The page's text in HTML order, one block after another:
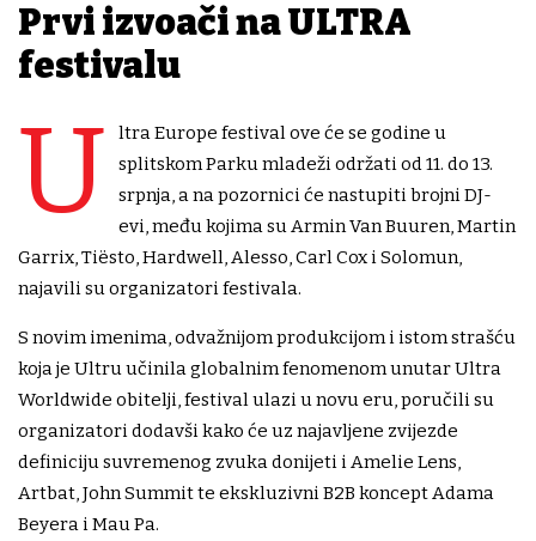
Prvi izvođači na ULTRA
festivalu
U
ltra Europe festival ove će se godine u
splitskom Parku mladeži održati od 11. do 13.
srpnja, a na pozornici će nastupiti brojni DJ-
evi, među kojima su Armin Van Buuren, Martin
Garrix, Tiësto, Hardwell, Alesso, Carl Cox i Solomun,
najavili su organizatori festivala.
S novim imenima, odvažnijom produkcijom i istom strašću
koja je Ultru učinila globalnim fenomenom unutar Ultra
Worldwide obitelji, festival ulazi u novu eru, poručili su
organizatori dodavši kako će uz najavljene zvijezde
definiciju suvremenog zvuka donijeti i Amelie Lens,
Artbat, John Summit te ekskluzivni B2B koncept Adama
Beyera i Mau Pa.